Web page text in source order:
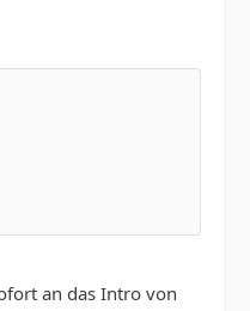
an das Intro von